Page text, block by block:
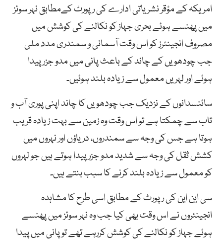
امریکہ کے مؤقر نشریاتی ادارے کی رپورٹ کےمطابق نہر سوئز
میں پھنسے ہوئے بحری جہاز کو نکالنے کی کوشش میں
مصروف انجینئرز کو اس وقت آسمانی و سمندری مدد ملی
جب چودھویں کے چاند کے باعث پانی میں مدو جزر پیدا
ہوئے اور لہریں معمول سے زیادہ بلند ہوئیں۔
سائنسدانوں کے نزدیک جب چودھویں کا چاند اپنی پوری آب و
تاب سے چمکتا ہے تو اس وقت وہ زمین سے بہت زیادہ قریب
ہوتا ہے جس کی وجہ سے سمندروں، دریاؤں اور نہروں میں
کشش ثقل کی وجہ سے شدید مدو جزر پیدا ہوتے ہیں جو لہروں
کو معمول سے زیادہ بلند کرنے کا سبب بنتے ہیں۔
سی این این کی رپورٹ کے مطابق اسی طرح کا مشاہدہ
انجینئروں نے اس وقت بھی کیا جب وہ نہر سوئز میں پھنسے
ہوئے جہاز کو نکالنے کی کوشش کررہے تھے تو پانی میں پیدا